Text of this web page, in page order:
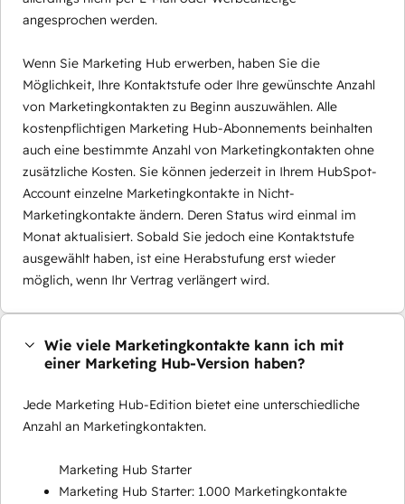
angesprochen werden.
Wenn Sie Marketing Hub erwerben, haben Sie die
Möglichkeit, Ihre Kontaktstufe oder Ihre gewünschte Anzahl
von Marketingkontakten zu Beginn auszuwählen. Alle
kostenpflichtigen Marketing Hub-Abonnements beinhalten
auch eine bestimmte Anzahl von Marketingkontakten ohne
zusätzliche Kosten. Sie können jederzeit in Ihrem HubSpot-
Account einzelne Marketingkontakte in Nicht-
Marketingkontakte ändern. Deren Status wird einmal im
Monat aktualisiert. Sobald Sie jedoch eine Kontaktstufe
ausgewählt haben, ist eine Herabstufung erst wieder
möglich, wenn Ihr Vertrag verlängert wird.
Wie viele Marketingkontakte kann ich mit
einer Marketing Hub-Version haben?
Jede Marketing Hub-Edition bietet eine unterschiedliche
Anzahl an Marketingkontakten.
Marketing Hub Starter
Marketing Hub Starter: 1.000 Marketingkontakte